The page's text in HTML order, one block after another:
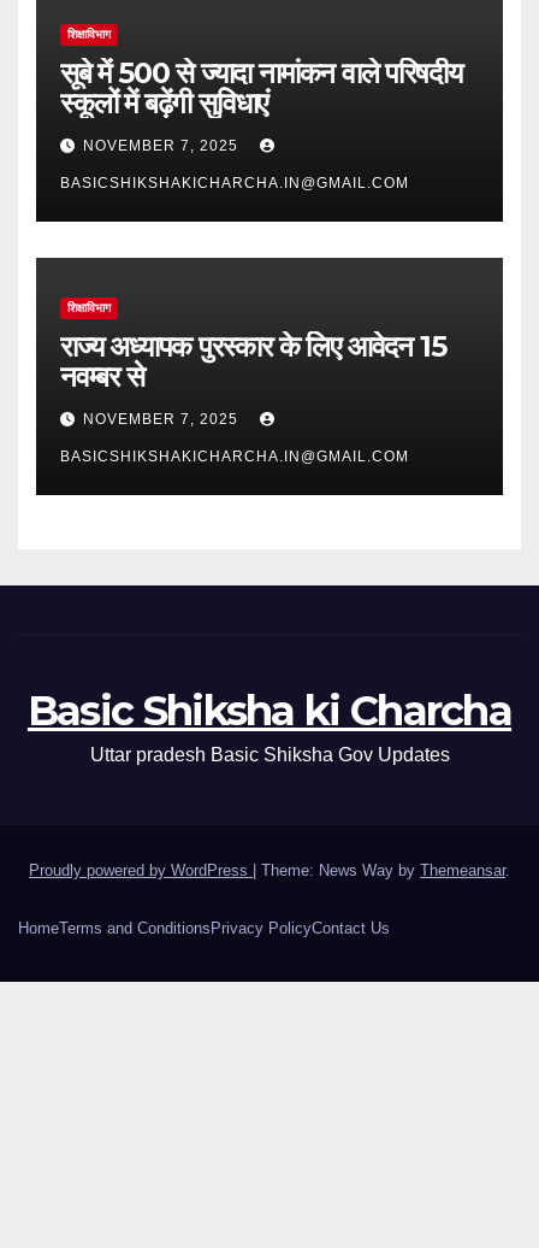
शिक्षाविभाग
सूबे में 500 से ज्यादा नामांकन वाले परिषदीय
स्कूलों में बढ़ेंगी सुविधाएं
NOVEMBER 7, 2025
BASICSHIKSHAKICHARCHA.IN@GMAIL.COM
शिक्षाविभाग
राज्य अध्यापक पुरस्कार के लिए आवेदन 15
नवम्बर से
NOVEMBER 7, 2025
BASICSHIKSHAKICHARCHA.IN@GMAIL.COM
Basic Shiksha ki Charcha
Uttar pradesh Basic Shiksha Gov Updates
Proudly powered by WordPress | Theme: News Way by Themeansar.
HomeTerms and Conditions Privacy PolicyContact Us